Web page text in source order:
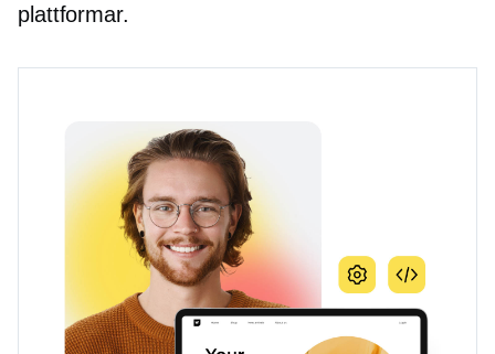
plattformar.